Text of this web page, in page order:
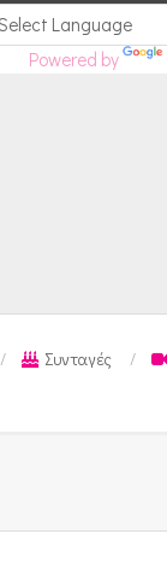
Powered by
Συνταγές